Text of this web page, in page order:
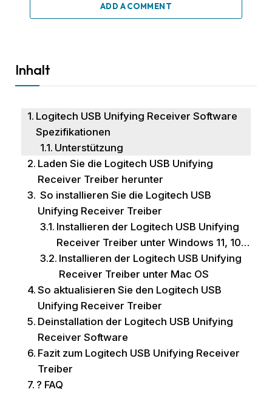
ADD A COMMENT
Inhalt
Logitech USB Unifying Receiver Software
Spezifikationen
Unterstützung
Laden Sie die Logitech USB Unifying
Receiver Treiber herunter
So installieren Sie die Logitech USB
Unifying Receiver Treiber
Installieren der Logitech USB Unifying
Receiver Treiber unter Windows 11, 10…
Installieren der Logitech USB Unifying
Receiver Treiber unter Mac OS
So aktualisieren Sie den Logitech USB
Unifying Receiver Treiber
Deinstallation der Logitech USB Unifying
Receiver Software
Fazit zum Logitech USB Unifying Receiver
Treiber
? FAQ